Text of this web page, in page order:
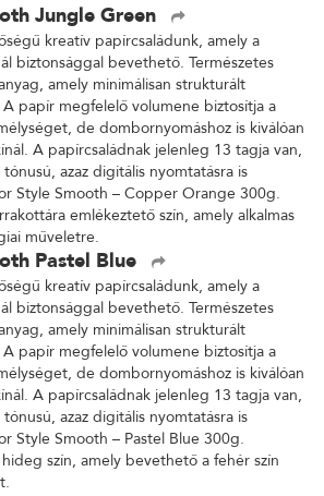
Jungle Green
kreatív papírcsaládunk, amely a
biztonsággal bevethető. Természetes
amely minimálisan strukturált
papír megfelelő volumene biztosítja a
de dombornyomáshoz is kiválóan
A papírcsaládnak jelenleg 13 tagja van,
azaz digitális nyomtatásra is
Style Smooth – Copper Orange 300g.
emlékeztető szín, amely alkalmas
műveletre.
Pastel Blue
kreatív papírcsaládunk, amely a
biztonsággal bevethető. Természetes
amely minimálisan strukturált
papír megfelelő volumene biztosítja a
de dombornyomáshoz is kiválóan
A papírcsaládnak jelenleg 13 tagja van,
azaz digitális nyomtatásra is
Style Smooth – Pastel Blue 300g.
szín, amely bevethető a fehér szín